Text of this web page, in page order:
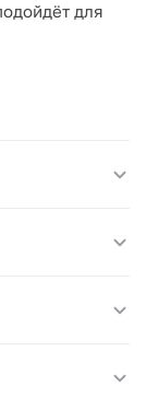
для
сиреневого